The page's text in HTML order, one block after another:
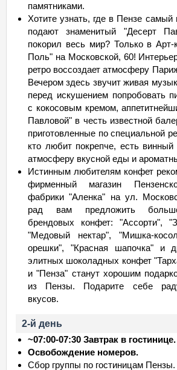
памятниками.
Хотите узнать, где в Пензе самый
подают знаменитый "Десерт
покорил весь мир? Только в
Поль" на Московской, 60!
ретро воссоздает атмосферу
Вечером здесь звучит живая
перед искушением попробовать
с кокосовым кремом,
Павловой" в честь известной
приготовленные по специальной
кто любит покрепче, есть
атмосферу вкусной еды и
Истинным любителям конфет
фирменный магазин
фабрики "Аленка" на ул.
рад вам предложить
брендовых конфет: "Ассорти",
"Медовый нектар", "Мишка-
орешки", "Красная шапочка" и
элитных шоколадных конфет
и "Пенза" станут хорошим
из Пензы. Подарите себе
вкусов.
2-й день
~07:00-07:30 Завтрак в гостинице.
Освобождение номеров.
Сбор группы по гостиницам Пензы.